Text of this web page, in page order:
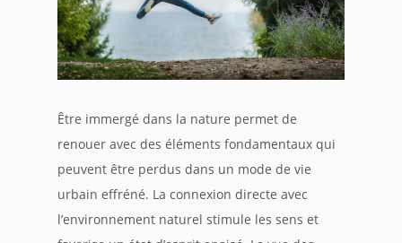
Être immergé dans la nature permet de
renouer avec des éléments fondamentaux qui
peuvent être perdus dans un mode de vie
urbain effréné. La connexion directe avec
l’environnement naturel stimule les sens et